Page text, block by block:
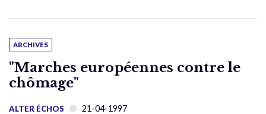
ARCHIVES
"Marches européennes contre le
chômage"
ALTER ÉCHOS 21-04-1997